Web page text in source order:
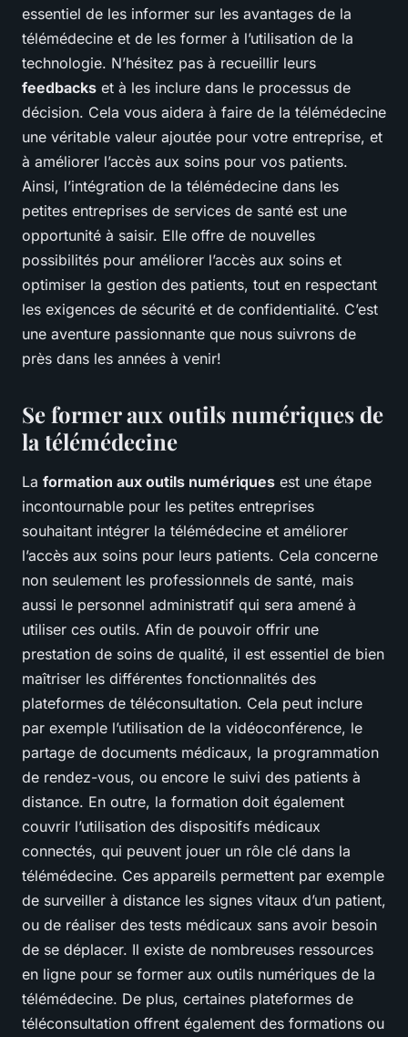
essentiel de les informer sur les avantages de la
télémédecine et de les former à l’utilisation de la
technologie. N’hésitez pas à recueillir leurs
feedbacks et à les inclure dans le processus de
décision. Cela vous aidera à faire de la télémédecine
une véritable valeur ajoutée pour votre entreprise, et
à améliorer l’accès aux soins pour vos patients.
Ainsi, l’intégration de la télémédecine dans les
petites entreprises de services de santé est une
opportunité à saisir. Elle offre de nouvelles
possibilités pour améliorer l’accès aux soins et
optimiser la gestion des patients, tout en respectant
les exigences de sécurité et de confidentialité. C’est
une aventure passionnante que nous suivrons de
près dans les années à venir!
Se former aux outils numériques de
la télémédecine
La formation aux outils numériques est une étape
incontournable pour les petites entreprises
souhaitant intégrer la télémédecine et améliorer
l’accès aux soins pour leurs patients. Cela concerne
non seulement les professionnels de santé, mais
aussi le personnel administratif qui sera amené à
utiliser ces outils. Afin de pouvoir offrir une
prestation de soins de qualité, il est essentiel de bien
maîtriser les différentes fonctionnalités des
plateformes de téléconsultation. Cela peut inclure
par exemple l’utilisation de la vidéoconférence, le
partage de documents médicaux, la programmation
de rendez-vous, ou encore le suivi des patients à
distance. En outre, la formation doit également
couvrir l’utilisation des dispositifs médicaux
connectés, qui peuvent jouer un rôle clé dans la
télémédecine. Ces appareils permettent par exemple
de surveiller à distance les signes vitaux d’un patient,
ou de réaliser des tests médicaux sans avoir besoin
de se déplacer. Il existe de nombreuses ressources
en ligne pour se former aux outils numériques de la
télémédecine. De plus, certaines plateformes de
téléconsultation offrent également des formations ou